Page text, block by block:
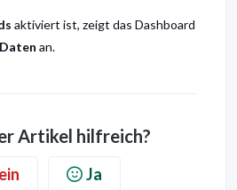
aktiviert ist, zeigt das Dashboard
an.
Artikel hilfreich?
Ja